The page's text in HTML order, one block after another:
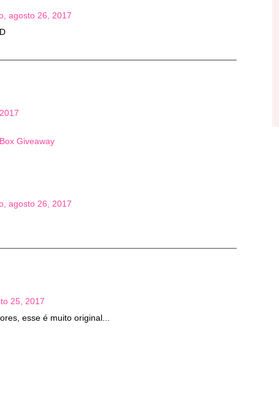
agosto 26, 2017
Giveaway
agosto 26, 2017
25, 2017
esse é muito original...